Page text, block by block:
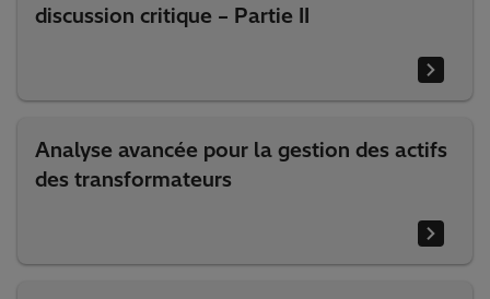
discussion critique – Partie II
Analyse avancée pour la gestion des actifs
des transformateurs